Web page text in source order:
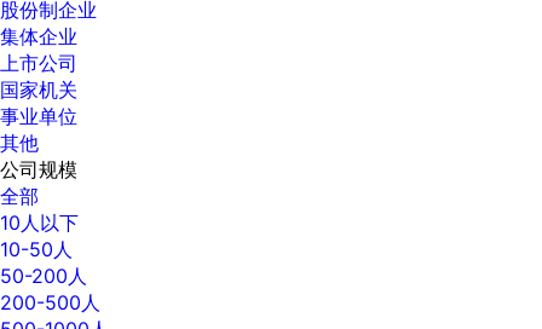
股份制企业
集体企业
上市公司
国家机关
事业单位
其他
公司规模
全部
10人以下
10-50人
50-200人
200-500人